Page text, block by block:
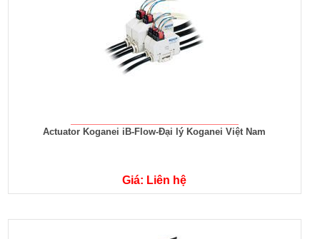
Actuator Koganei iB-Flow-Đại lý Koganei Việt Nam
Giá: Liên hệ